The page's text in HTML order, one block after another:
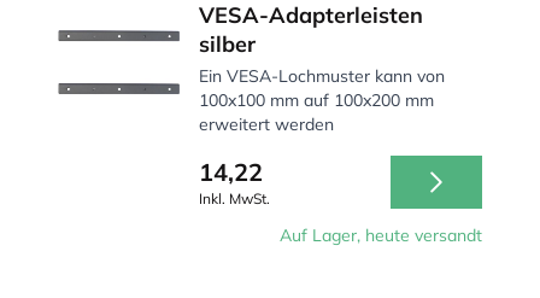
VESA-Adapterleisten
silber
Ein VESA-Lochmuster kann von
100x100 mm auf 100x200 mm
erweitert werden
14,22
Inkl. MwSt.
Auf Lager, heute versandt